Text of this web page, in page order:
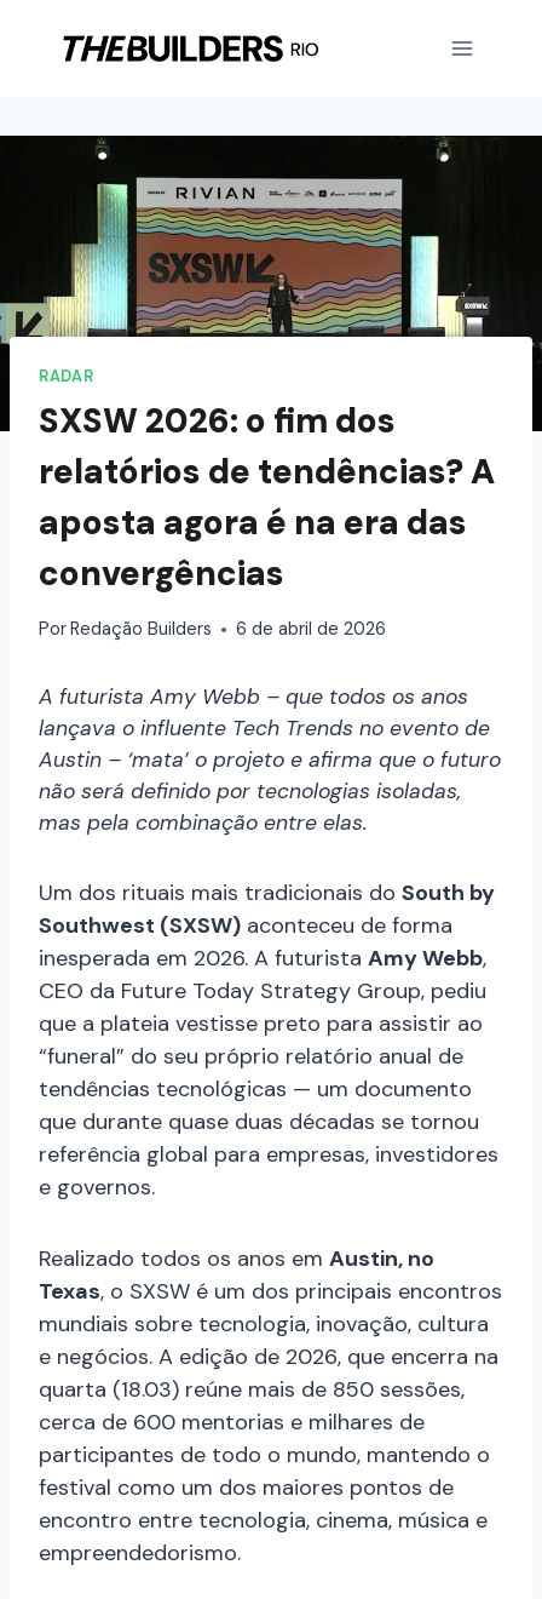
RADAR
SXSW 2026: o fim dos
relatórios de tendências? A
aposta agora é na era das
convergências
PorRedação Builders 6 de abril de 2026
A futurista Amy Webb – que todos os anos
lançava o influente Tech Trends no evento de
Austin – ‘mata’ o projeto e afirma que o futuro
não será definido por tecnologias isoladas,
mas pela combinação entre elas.
Um dos rituais mais tradicionais do South by
Southwest (SXSW) aconteceu de forma
inesperada em 2026. A futurista Amy Webb,
CEO da Future Today Strategy Group, pediu
que a plateia vestisse preto para assistir ao
“funeral” do seu próprio relatório anual de
tendências tecnológicas — um documento
que durante quase duas décadas se tornou
referência global para empresas, investidores
e governos.
Realizado todos os anos em Austin, no
Texas, o SXSW é um dos principais encontros
mundiais sobre tecnologia, inovação, cultura
e negócios. A edição de 2026, que encerra na
quarta (18.03) reúne mais de 850 sessões,
cerca de 600 mentorias e milhares de
participantes de todo o mundo, mantendo o
festival como um dos maiores pontos de
encontro entre tecnologia, cinema, música e
empreendedorismo.